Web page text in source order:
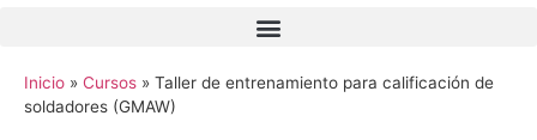
Inicio » Cursos » Taller de entrenamiento para calificación de
soldadores (GMAW)